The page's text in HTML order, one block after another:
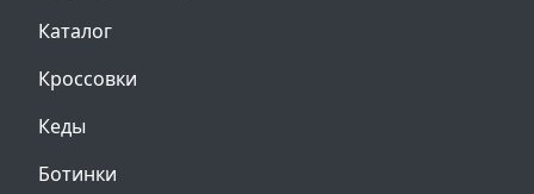
Каталог
Кроссовки
Кеды
Ботинки